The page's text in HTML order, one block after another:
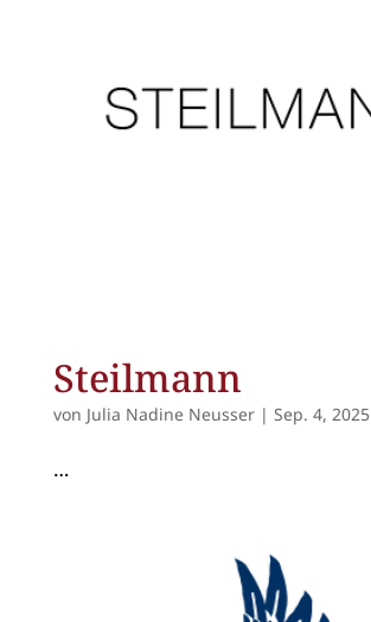
Steilmann
von Julia Nadine Neusser| Sep. 4, 2025
…